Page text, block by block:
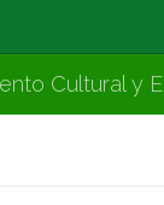
Cultural y